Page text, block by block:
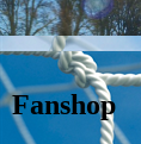
Fanshop